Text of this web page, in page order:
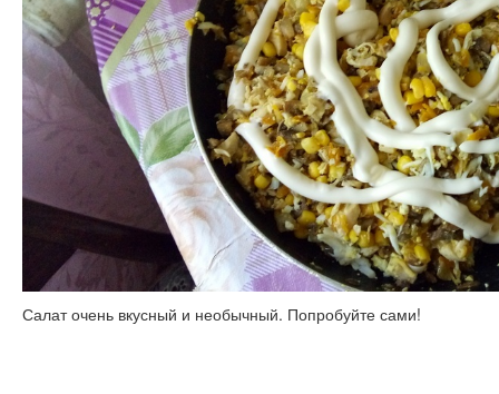
Салат очень вкусный и необычный. Попробуйте сами!